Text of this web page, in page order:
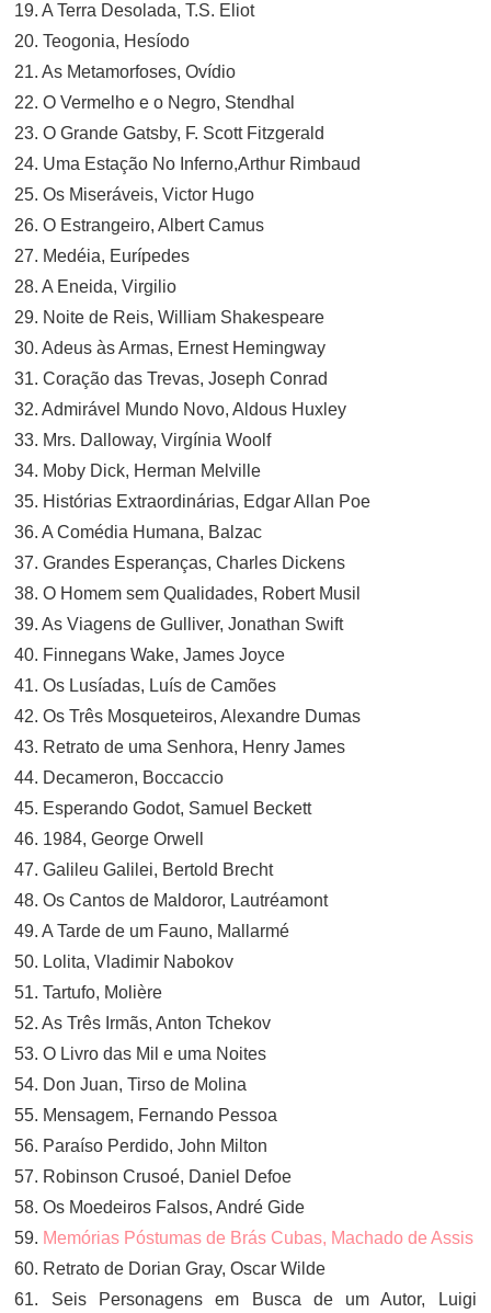
19. A Terra Desolada, T.S. Eliot
20. Teogonia, Hesíodo
21. As Metamorfoses, Ovídio
22. O Vermelho e o Negro, Stendhal
23. O Grande Gatsby, F. Scott Fitzgerald
24. Uma Estação No Inferno,Arthur Rimbaud
25. Os Miseráveis, Victor Hugo
26. O Estrangeiro, Albert Camus
27. Medéia, Eurípedes
28. A Eneida, Virgilio
29. Noite de Reis, William Shakespeare
30. Adeus às Armas, Ernest Hemingway
31. Coração das Trevas, Joseph Conrad
32. Admirável Mundo Novo, Aldous Huxley
33. Mrs. Dalloway, Virgínia Woolf
34. Moby Dick, Herman Melville
35. Histórias Extraordinárias, Edgar Allan Poe
36. A Comédia Humana, Balzac
37. Grandes Esperanças, Charles Dickens
38. O Homem sem Qualidades, Robert Musil
39. As Viagens de Gulliver, Jonathan Swift
40. Finnegans Wake, James Joyce
41. Os Lusíadas, Luís de Camões
42. Os Três Mosqueteiros, Alexandre Dumas
43. Retrato de uma Senhora, Henry James
44. Decameron, Boccaccio
45. Esperando Godot, Samuel Beckett
46. 1984, George Orwell
47. Galileu Galilei, Bertold Brecht
48. Os Cantos de Maldoror, Lautréamont
49. A Tarde de um Fauno, Mallarmé
50. Lolita, Vladimir Nabokov
51. Tartufo, Molière
52. As Três Irmãs, Anton Tchekov
53. O Livro das Mil e uma Noites
54. Don Juan, Tirso de Molina
55. Mensagem, Fernando Pessoa
56. Paraíso Perdido, John Milton
57. Robinson Crusoé, Daniel Defoe
58. Os Moedeiros Falsos, André Gide
59. Memórias Póstumas de Brás Cubas, Machado de Assis
60. Retrato de Dorian Gray, Oscar Wilde
61. Seis Personagens em Busca de um Autor, Luigi